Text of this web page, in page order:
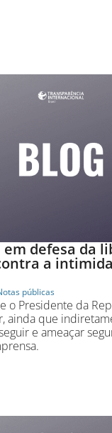
defesa da
a
públicas
o Presidente da
ainda que
e ameaçar